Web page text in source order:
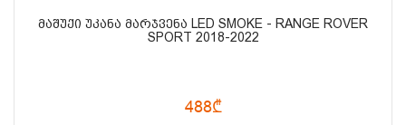
ᲛᲐᲨᲣᲥᲘ ᲣᲙᲐᲜᲐ ᲛᲐᲠᲯᲕᲔᲜᲐ LED SMOKE - RANGE ROVER
SPORT 2018-2022
488₾